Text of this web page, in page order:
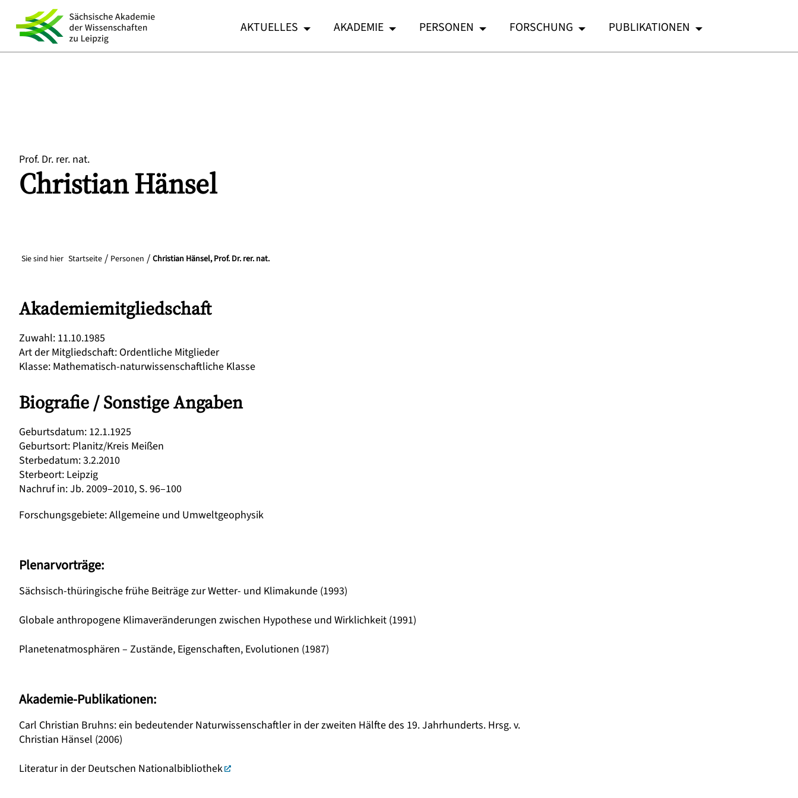
AKTUELLES AKADEMIE PERSONEN FORSCHUNG PUBLIKATIONEN
Prof. Dr. rer. nat.
ChristianHänsel
Sie sind hier Startseite Personen Christian Hänsel, Prof. Dr. rer. nat.
Akademiemitgliedschaft
Zuwahl: 11.10.1985
Art der Mitgliedschaft: Ordentliche Mitglieder
Klasse: Mathematisch-naturwissenschaftliche Klasse
Biografie / Sonstige Angaben
Geburtsdatum: 12.1.1925
Geburtsort: Planitz/Kreis Meißen
Sterbedatum:3.2.2010
Sterbeort: Leipzig
Nachruf in:Jb. 2009–2010, S. 96–100
Forschungsgebiete:Allgemeine und Umweltgeophysik
Plenarvorträge:
Sächsisch-thüringische frühe Beiträge zur Wetter- und Klimakunde (1993)
Globale anthropogene Klimaveränderungen zwischen Hypothese und Wirklichkeit (1991)
Planetenatmosphären – Zustände, Eigenschaften, Evolutionen (1987)
Akademie-Publikationen:
Carl Christian Bruhns: ein bedeutender Naturwissenschaftler in der zweiten Hälfte des 19. Jahrhunderts. Hrsg. v.
Christian Hänsel (2006)
Literatur in der Deutschen Nationalbibliothek